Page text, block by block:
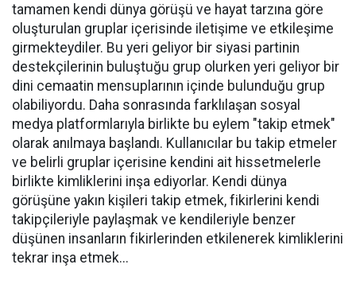
tamamen kendi dünya görüşü ve hayat tarzına göre
oluşturulan gruplar içerisinde iletişime ve etkileşime
girmekteydiler. Bu yeri geliyor bir siyasi partinin
destekçilerinin buluştuğu grup olurken yeri geliyor bir
dini cemaatin mensuplarının içinde bulunduğu grup
olabiliyordu. Daha sonrasında farklılaşan sosyal
medya platformlarıyla birlikte bu eylem "takip etmek"
olarak anılmaya başlandı. Kullanıcılar bu takip etmeler
ve belirli gruplar içerisine kendini ait hissetmelerle
birlikte kimliklerini inşa ediyorlar. Kendi dünya
görüşüne yakın kişileri takip etmek, fikirlerini kendi
takipçileriyle paylaşmak ve kendileriyle benzer
düşünen insanların fikirlerinden etkilenerek kimliklerini
tekrar inşa etmek...